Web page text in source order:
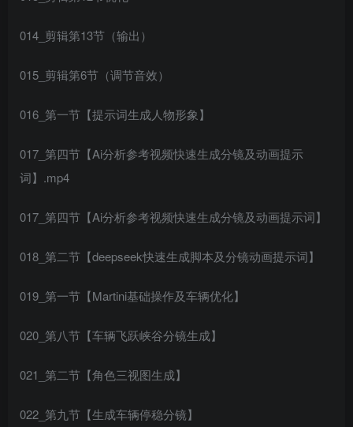
014_剪辑第13节（输出）
015_剪辑第6节（调节音效）
016_第一节【提示词生成人物形象】
017_第四节【Ai分析参考视频快速生成分镜及动画提示
词】.mp4
017_第四节【Ai分析参考视频快速生成分镜及动画提示词】
018_第二节【deepseek快速生成脚本及分镜动画提示词】
019_第一节【Martini基础操作及车辆优化】
020_第八节【车辆飞跃峡谷分镜生成】
021_第二节【角色三视图生成】
022_第九节【生成车辆停稳分镜】